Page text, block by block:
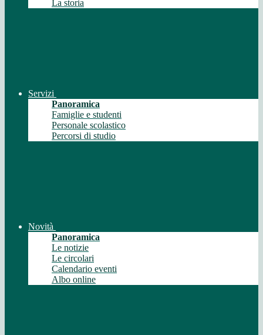
La storia
Servizi
Panoramica
Famiglie e studenti
Personale scolastico
Percorsi di studio
Novità
Panoramica
Le notizie
Le circolari
Calendario eventi
Albo online